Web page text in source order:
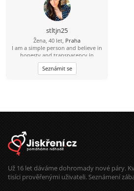
abychom mohli pokračovat v
komunikaci tam. Mám bezplatný
profil a mohu poslat pouze jednu
stltjn25
Žena, 40 let, Praha
I am a simple person and believe in
honesty and transparency in
relationship. I like to listen to music,
read articles related to technology,
health and well-being. I believe that
Science.
Seznámit se
Už 16 let dáváme dohromady nové páry.
tisíci prověřenými uživateli. Seznámení